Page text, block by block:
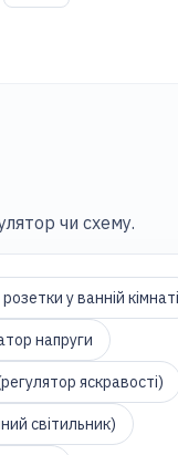
чи схему.
у ванній кімнаті
напруги
яскравості)
світильник)